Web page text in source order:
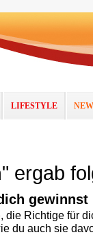
LIFESTYLE
" ergab
gewinnst
die Richtige für
du auch sie